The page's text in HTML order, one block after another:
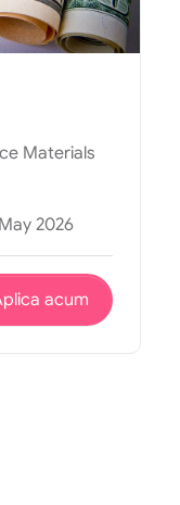
Materials
2026
acum